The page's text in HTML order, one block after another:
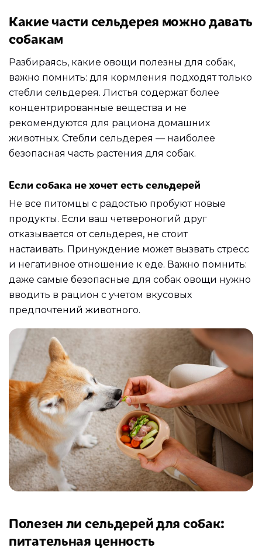
Какие части сельдерея можно давать
собакам
Разбираясь, какие овощи полезны для собак,
важно помнить: для кормления подходят только
стебли сельдерея. Листья содержат более
концентрированные вещества и не
рекомендуются для рациона домашних
животных. Стебли сельдерея — наиболее
безопасная часть растения для собак.
Если собака не хочет есть сельдерей
Не все питомцы с радостью пробуют новые
продукты. Если ваш четвероногий друг
отказывается от сельдерея, не стоит
настаивать. Принуждение может вызвать стресс
и негативное отношение к еде. Важно помнить:
даже самые безопасные для собак овощи нужно
вводить в рацион с учетом вкусовых
предпочтений животного.
Полезен ли сельдерей для собак:
питательная ценность